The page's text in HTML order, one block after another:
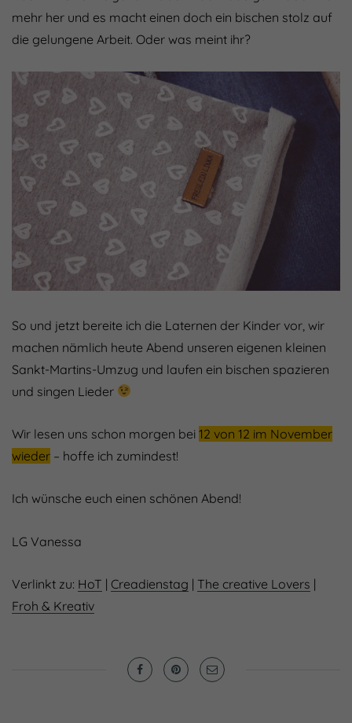
mehr her und es macht einen doch ein bischen stolz auf
die gelungene Arbeit. Oder was meint ihr?
So und jetzt bereite ich die Laternen der Kinder vor, wir
machen nämlich heute Abend unseren eigenen kleinen
Sankt-Martins-Umzug und laufen ein bischen spazieren
und singen Lieder
Wir lesen uns schon morgen bei 12 von 12 im November
wieder – hoffe ich zumindest!
Ich wünsche euch einen schönen Abend!
LG Vanessa
Verlinkt zu: HoT | Creadienstag | The creative Lovers |
Froh & Kreativ